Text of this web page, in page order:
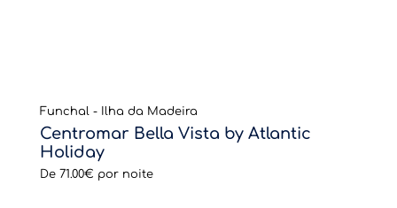
Funchal - Ilha da Madeira
Centromar Bella Vista by Atlantic
Holiday
De 71.00€ por noite